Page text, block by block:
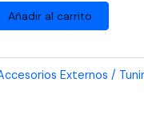
Añadir al carrito
Externos /